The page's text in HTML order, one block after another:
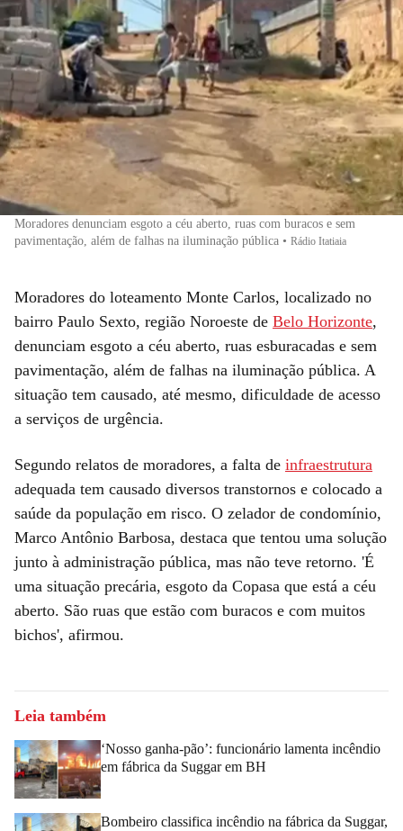
Moradores denunciam esgoto a céu aberto, ruas com buracos e sem
pavimentação, além de falhas na iluminação pública • Rádio Itatiaia
Moradores do loteamento Monte Carlos, localizado no
bairro Paulo Sexto, região Noroeste de Belo Horizonte,
denunciam esgoto a céu aberto, ruas esburacadas e sem
pavimentação, além de falhas na iluminação pública. A
situação tem causado, até mesmo, dificuldade de acesso
a serviços de urgência.
Segundo relatos de moradores, a falta de infraestrutura
adequada tem causado diversos transtornos e colocado a
saúde da população em risco. O zelador de condomínio,
Marco Antônio Barbosa, destaca que tentou uma solução
junto à administração pública, mas não teve retorno. 'É
uma situação precária, esgoto da Copasa que está a céu
aberto. São ruas que estão com buracos e com muitos
bichos', afirmou.
Leia também
‘Nosso ganha-pão’: funcionário lamenta incêndio
em fábrica da Suggar em BH
Bombeiro classifica incêndio na fábrica da Suggar,